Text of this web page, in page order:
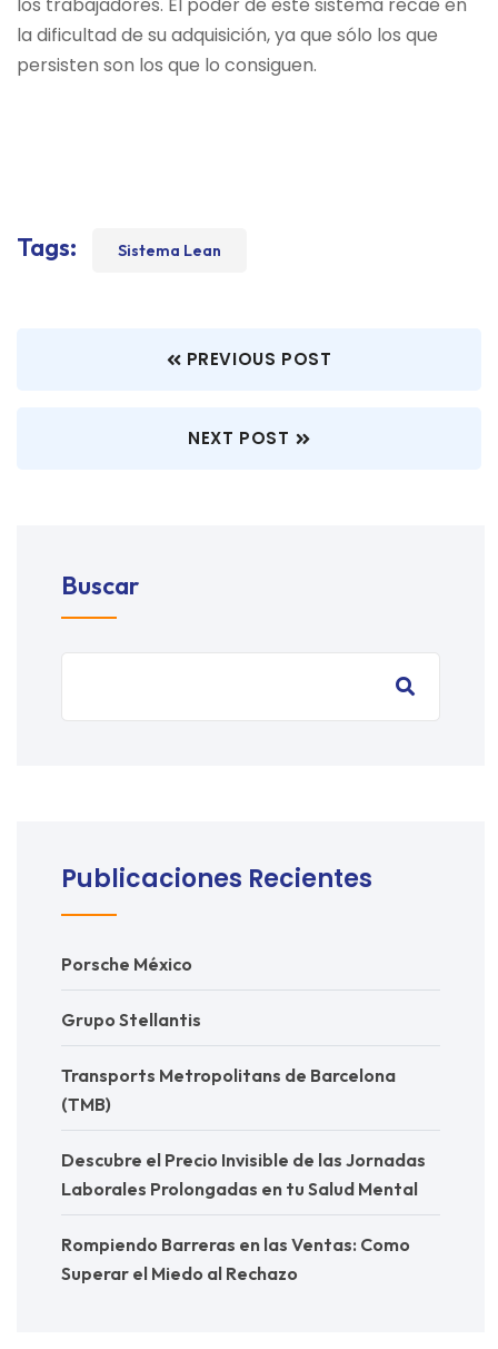
la dificultad de su adquisición, ya que sólo los que
persisten son los que lo consiguen.
Tags: Sistema Lean
PREVIOUS POST
NEXT POST
Buscar
Publicaciones Recientes
Porsche México
Grupo Stellantis
Transports Metropolitans de Barcelona
(TMB)
Descubre el Precio Invisible de las Jornadas
Laborales Prolongadas en tu Salud Mental
Rompiendo Barreras en las Ventas: Como
Superar el Miedo al Rechazo